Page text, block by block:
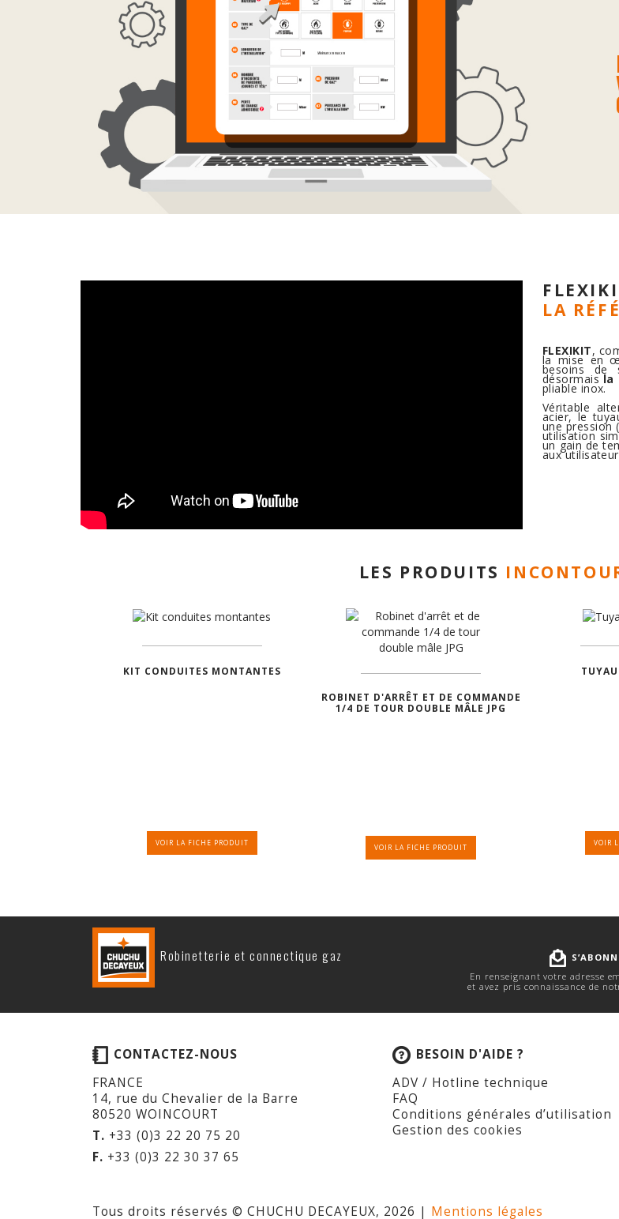
LA
FLEXIKIT,
la mise en
besoins de
désormaisla
pliable inox.
Véritable
acier, le
une pression
utilisation
un gain de
aux
LES PRODUITS
KIT CONDUITES MONTANTES
VOIR LA FICHE PRODUIT
ROBINET D'ARRÊT ET DE COMMANDE
1/4 DE TOUR DOUBLE MÂLE JPG
VOIR LA FICHE PRODUIT
VOIR
Robinetterie et connectique gaz
En renseignant votre adresse
et avez pris connaissance de
CONTACTEZ-NOUS
FRANCE
14, rue du Chevalier de la Barre
80520 WOINCOURT
T. +33 (0)3 22 20 75 20
F. +33 (0)3 22 30 37 65
BESOIN D'AIDE ?
ADV / Hotline technique
FAQ
Conditions générales d’utilisation
Gestion des cookies
Tous droits réservés © CHUCHU DECAYEUX, 2026 | Mentions légales